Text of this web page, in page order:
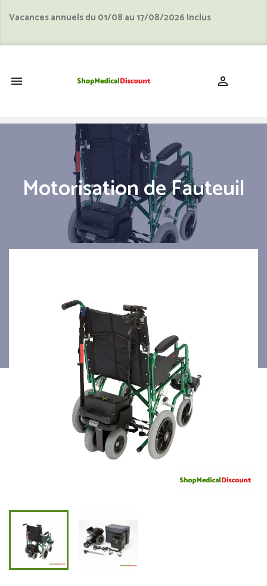
Vacances annuels du 01/08 au 17/08/2026 Inclus
 
Motorisation de Fauteuil
Powerstroll XL